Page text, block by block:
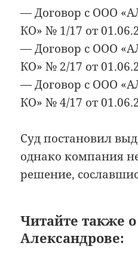
— Договор с ООО
КО» № 1/17 от
— Договор с ООО
КО» № 2/17 от
— Договор с ООО
КО» № 4/17 от
Суд постановил
однако компания
решение,
Читайте также
Александрове: